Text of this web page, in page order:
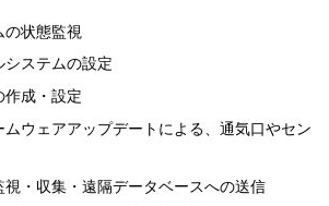
の状態監視
ステムの設定
成・設定
ウェアアップデートによる、通気口やセン
・収集・遠隔データベースへの送信